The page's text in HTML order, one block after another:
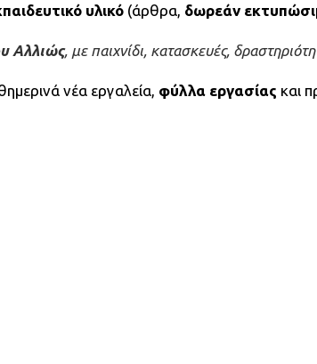
υλικό (άρθρα, δωρεάν
Αλλιώς, με παιχνίδι, κατασκευές,
νέα εργαλεία, φύλλα εργασίας και